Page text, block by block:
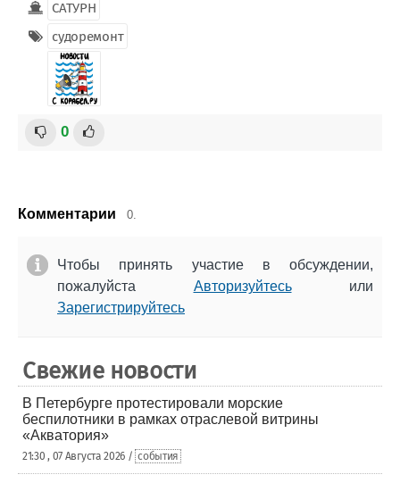
САТУРН
судоремонт
0
Комментарии 0.
Чтобы принять участие в обсуждении,
пожалуйста Авторизуйтесьили
Зарегистрируйтесь
Свежие новости
В Петербурге протестировали морские
беспилотники в рамках отраслевой витрины
«Акватория»
21:30 , 07 Августа 2026 / события